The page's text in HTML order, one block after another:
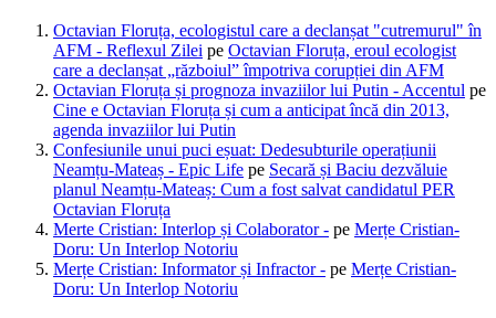
Octavian Floruța, ecologistul care a declanșat "cutremurul" în
AFM - Reflexul Zilei pe Octavian Floruța, eroul ecologist
care a declanșat „războiul” împotriva corupției din AFM
Octavian Floruța și prognoza invaziilor lui Putin - Accentul pe
Cine e Octavian Floruța și cum a anticipat încă din 2013,
agenda invaziilor lui Putin
Confesiunile unui puci eșuat: Dedesubturile operațiunii
Neamțu-Mateaș - Epic Life pe Secară și Baciu dezvăluie
planul Neamțu-Mateaș: Cum a fost salvat candidatul PER
Octavian Floruța
Merte Cristian: Interlop și Colaborator - pe Merțe Cristian-
Doru: Un Interlop Notoriu
Merțe Cristian: Informator și Infractor - pe Merțe Cristian-
Doru: Un Interlop Notoriu